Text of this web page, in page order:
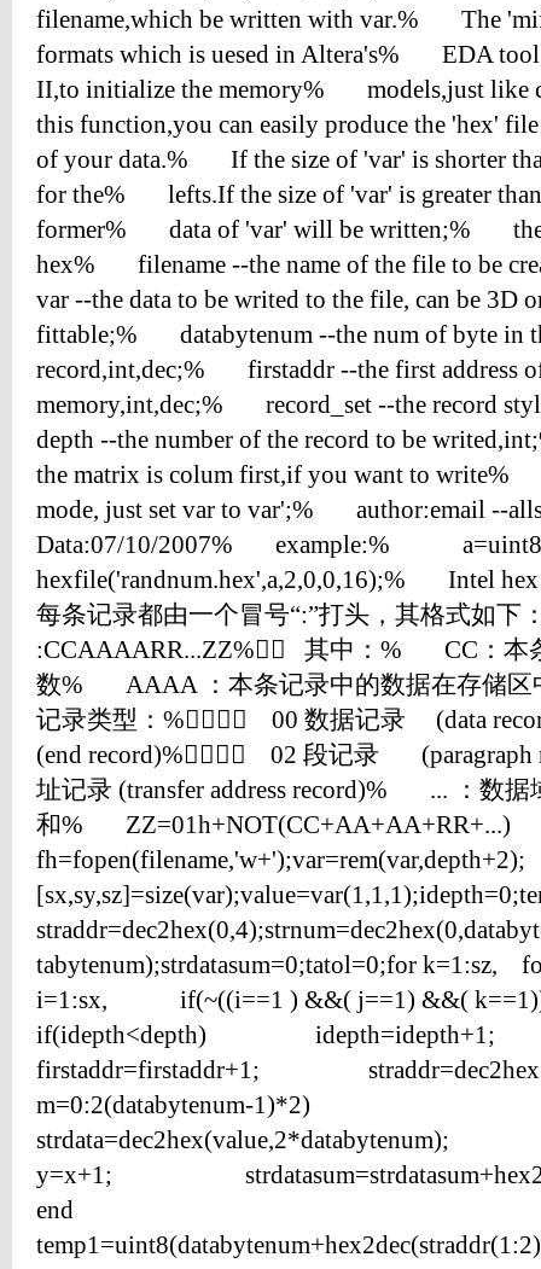
filename,which be written with var.% The
formats which is uesed in Altera's% EDA
II,to initialize the memory% models,just
this function,you can easily produce the
of your data.% If the size of 'var' is shorter
for the% lefts.If the size of 'var' is greater
former% data of 'var' will be written;% the
hex% filename --the name of the file to be
var --the data to be writed to the file, can be 3D
fittable;% databytenum --the num of byte in
record,int,dec;% firstaddr --the first address of
memory,int,dec;% record_set --the record
depth --the number of the record to be
the matrix is colum first,if you want to write%
mode, just set var to var';% author:email --
Data:07/10/2007% example:%
hexfile('randnum.hex',a,2,0,0,16);% Intel
每条记录都由一个冒号“:”打头，其格式
:CCAAAARR...ZZ% 其中：% CC：本
数% AAAA ：本条记录中的数据在存储
记录类型：% 00 数据记录 (data
(end record)% 02 段记录
址记录 (transfer address record)% ... ：数
和% ZZ=01h+NOT(CC+AA+AA+RR+...)
fh=fopen(filename,'w+');var=rem(var,depth+2);
tabytenum);strdatasum=0;tatol=0;for
i=1:sx, if(~((i==1 ) &&( j==1) &&(
if(idepth<depth)
firstaddr=firstaddr+1;
m=0:2(databytenum-1)*2)
y=x+1;
end